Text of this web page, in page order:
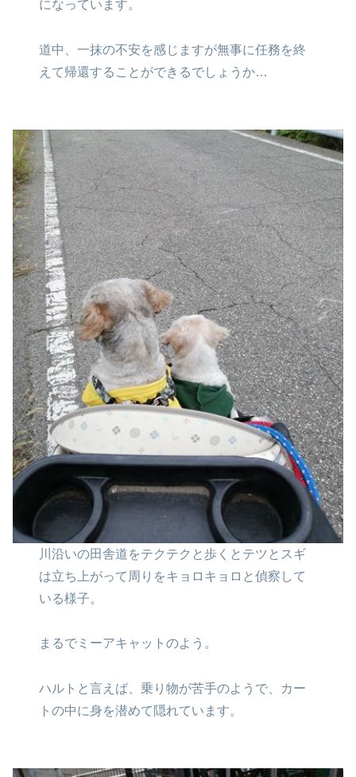
になっています。
道中、一抹の不安を感じますが無事に任務を終
えて帰還することができるでしょうか…
川沿いの田舎道をテクテクと歩くと テツとスギ
は立ち上がって 周りをキョロキョロと偵察して
いる様子。
まるでミーアキャットのよう。
ハルトと言えば、乗り物が苦手のようで、カー
トの中に身を潜めて隠れています。